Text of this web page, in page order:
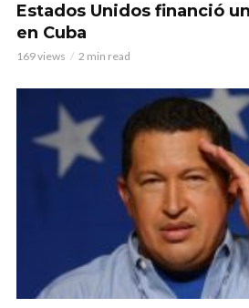
Estados Unidos financió
en Cuba
169 views 2 min read